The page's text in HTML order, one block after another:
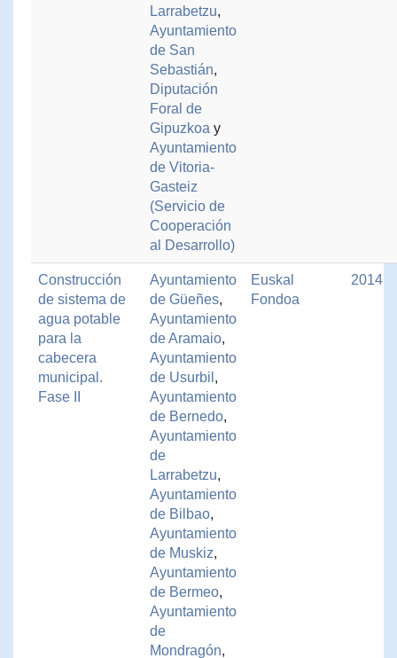
Larrabetzu,
Ayuntamiento
de San
Sebastián,
Diputación
Foral de
Gipuzkoa y
Ayuntamiento
de Vitoria-
Gasteiz
(Servicio de
Cooperación
al Desarrollo)
Construcción
de sistema de
agua potable
para la
cabecera
municipal.
Fase II
Ayuntamiento
de Güeñes,
Ayuntamiento
de Aramaio,
Ayuntamiento
de Usurbil ,
Ayuntamiento
de Bernedo,
Ayuntamiento
de
Larrabetzu,
Ayuntamiento
de Bilbao,
Ayuntamiento
de Muskiz,
Ayuntamiento
de Bermeo,
Ayuntamiento
de
Mondragón,
Euskal
Fondoa
2014